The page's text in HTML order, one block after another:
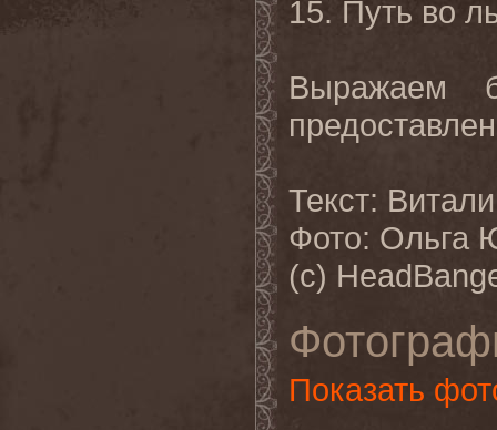
15. Путь во
Выражаем
Текст:
Фото: Ольга
(с)
Показать